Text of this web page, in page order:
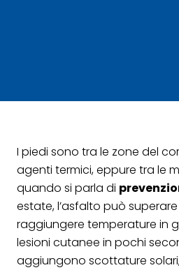
I piedi sono tra le zone del
agenti termici, eppure tra le
quando si parla di
estate, l’asfalto può
raggiungere temperature in
lesioni cutanee in pochi
aggiungono scottature